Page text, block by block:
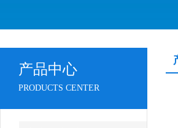
产品中心
PRODUCTS CENTER